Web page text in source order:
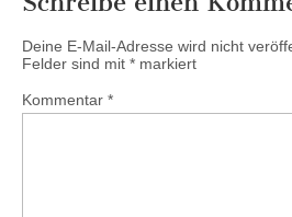
Deine E-Mail-Adresse wird nicht
Felder sind mit * markiert
Kommentar *